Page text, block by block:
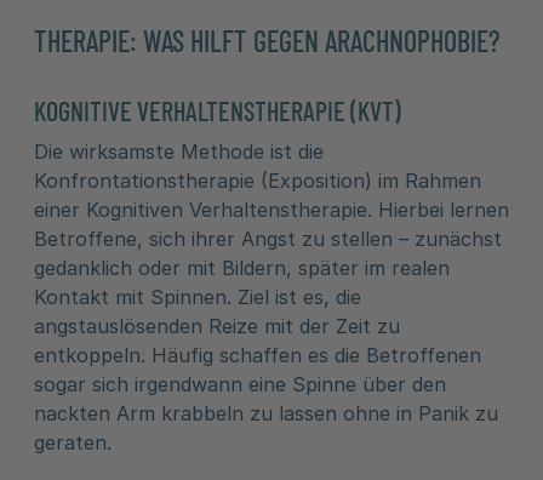
THERAPIE: WAS HILFT GEGEN ARACHNOPHOBIE?
KOGNITIVE VERHALTENSTHERAPIE (KVT)
Die wirksamste Methode ist die
Konfrontationstherapie (Exposition) im Rahmen
einer Kognitiven Verhaltenstherapie. Hierbei lernen
Betroffene, sich ihrer Angst zu stellen – zunächst
gedanklich oder mit Bildern, später im realen
Kontakt mit Spinnen. Ziel ist es, die
angstauslösenden Reize mit der Zeit zu
entkoppeln. Häufig schaffen es die Betroffenen
sogar sich irgendwann eine Spinne über den
nackten Arm krabbeln zu lassen ohne in Panik zu
geraten.